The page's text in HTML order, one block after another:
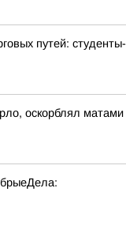
путей:
оскорблял